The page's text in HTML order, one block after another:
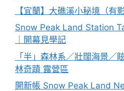
【宜蘭】大礁溪小秘境（有影
Snow Peak Land Station
｜開幕見學記
「半」森林系／壯闊海景／
林奇蹟 露營區
開新帳 Snow Peak Land